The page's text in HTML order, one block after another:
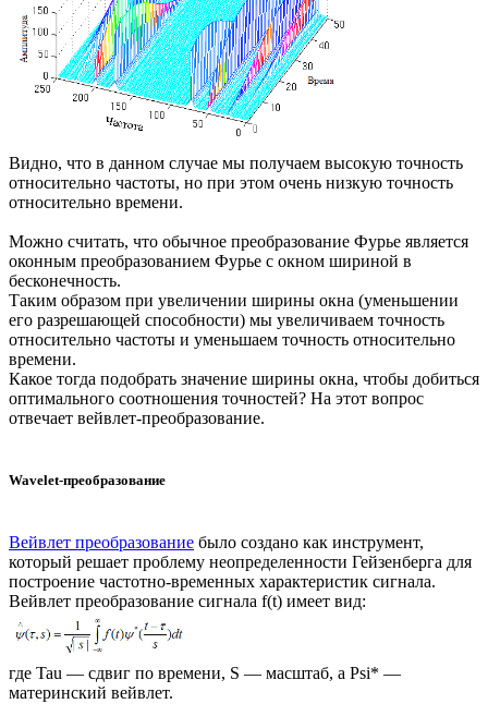
Видно, что в данном случае мы получаем высокую точность
относительно частоты, но при этом очень низкую точность
относительно времени.
Можно считать, что обычное преобразование Фурье является
оконным преобразованием Фурье с окном шириной в
бесконечность.
Таким образом при увеличении ширины окна (уменьшении
его разрешающей способности) мы увеличиваем точность
относительно частоты и уменьшаем точность относительно
времени.
Какое тогда подобрать значение ширины окна, чтобы добиться
оптимального соотношения точностей? На этот вопрос
отвечает вейвлет-преобразование.
Wavelet-преобразование
Вейвлет преобразование было создано как инструмент,
который решает проблему неопределенности Гейзенберга для
построение частотно-временных характеристик сигнала.
Вейвлет преобразование сигнала f(t) имеет вид:
где Tau — сдвиг по времени, S — масштаб, а Psi* —
материнский вейвлет.